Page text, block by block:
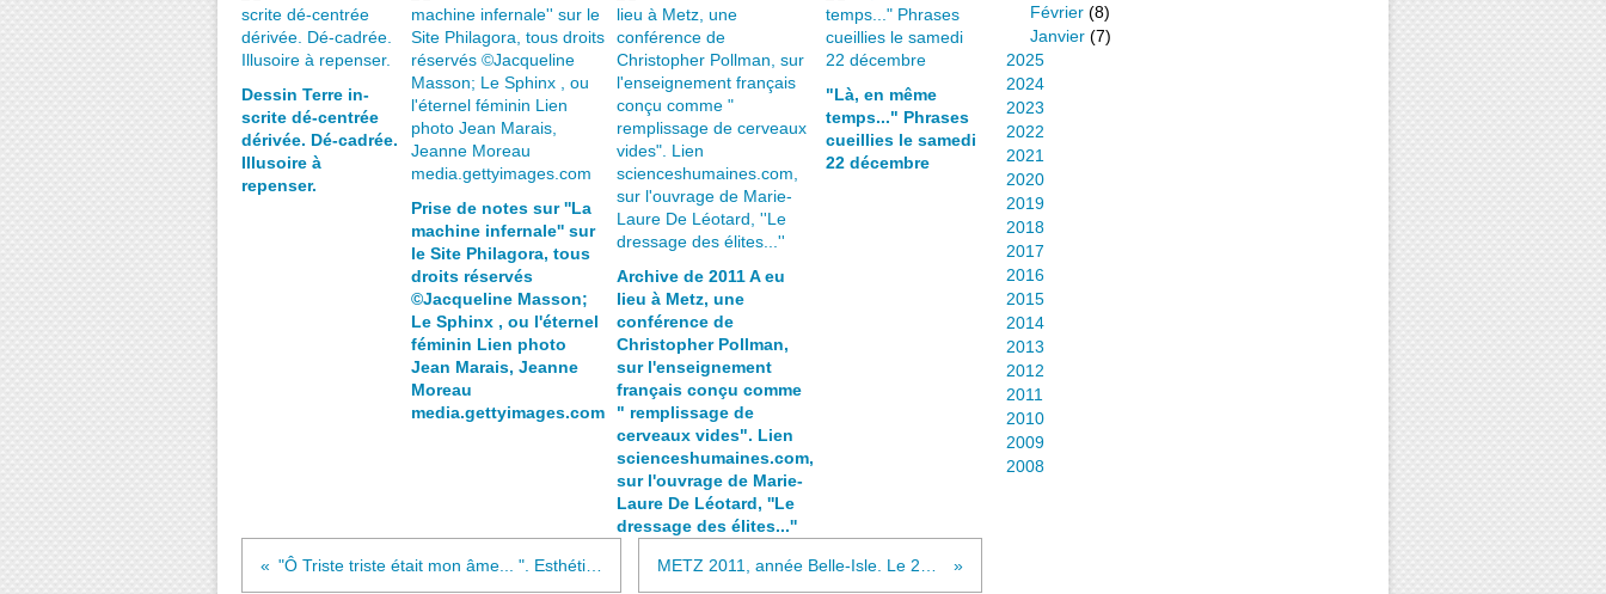
Dessin Terre in-
scrite dé-centrée
dérivée. Dé-cadrée.
Illusoire à
repenser.
Prise de notes sur ''La
machine infernale'' sur
le Site Philagora, tous
droits réservés
©Jacqueline Masson;
Le Sphinx , ou l'éternel
féminin Lien photo
Jean Marais, Jeanne
Moreau
media.gettyimages.com
Archive de 2011 A eu
lieu à Metz, une
conférence de
Christopher Pollman,
sur l'enseignement
français conçu comme
" remplissage de
cerveaux vides". Lien
scienceshumaines.com,
sur l'ouvrage de Marie-
Laure De Léotard, ''Le
dressage des élites...''
"Là, en même
temps..." Phrases
cueillies le samedi
22 décembre
Février (8)
Janvier (7)
2025
2024
2023
2022
2021
2020
2019
2018
2017
2016
2015
2014
2013
2012
2011
2010
2009
2008